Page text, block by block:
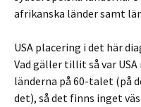
afrikanska länder samt
USA placering i det här
Vad gäller tillit så var
länderna på 60-talet (på
det), så det finns inget